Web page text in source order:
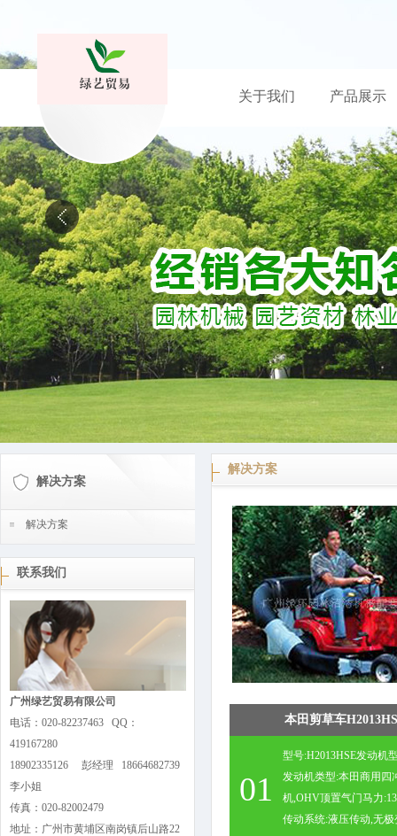
关于我们 产品展示
解决方案
解决方案
联系我们
广州绿艺贸易有限公司
电话：020-82237463 QQ：
419167280
18902335126 彭经理 18664682739
李小姐
传真：020-82002479
地址：广州市黄埔区南岗镇后山路22
解决方案
本田剪草车
01
型号:H2013HSE发动机
发动机类型:本田商用四
机,OHV顶置气门马力
传动系统:液压传动,无极